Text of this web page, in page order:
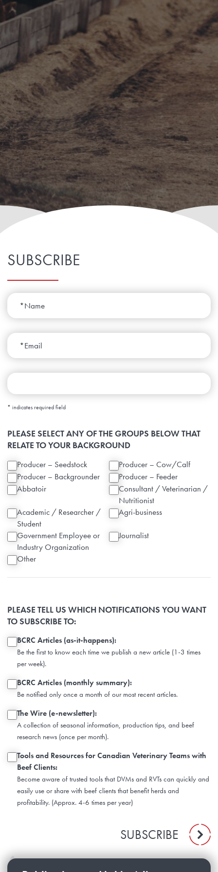
SUBSCRIBE
* indicates required field
PLEASE SELECT ANY OF THE GROUPS BELOW THAT
RELATE TO YOUR BACKGROUND
Producer – Seedstock
Producer – Cow/Calf
Producer – Backgrounder
Producer – Feeder
Abbatoir
Consultant / Veterinarian /
Nutritionist
Academic / Researcher /
Student
Agri-business
Government Employee or
Industry Organization
Journalist
Other
PLEASE TELL US WHICH NOTIFICATIONS YOU WANT
TO SUBSCRIBE TO:
BCRC Articles (as-it-happens):
Be the first to know each time we publish a new article (1-3 times
per week).
BCRC Articles (monthly summary):
Be notified only once a month of our most recent articles.
The Wire (e-newsletter):
A collection of seasonal information, production tips, and beef
research news (once per month).
Tools and Resources for Canadian Veterinary Teams with
Beef Clients:
Become aware of trusted tools that DVMs and RVTs can quickly and
easily use or share with beef clients that benefit herds and
profitability. (Approx. 4-6 times per year)
SUBSCRIBE